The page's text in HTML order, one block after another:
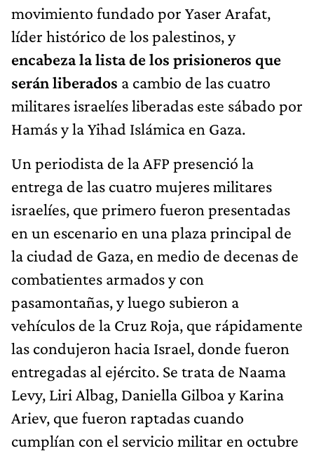
movimiento fundado por Yaser Arafat,
líder histórico de los palestinos, y
encabeza la lista de los prisioneros que
serán liberados a cambio de las cuatro
militares israelíes liberadas este sábado por
Hamás y la Yihad Islámica en Gaza.
Un periodista de la AFP presenció la
entrega de las cuatro mujeres militares
israelíes, que primero fueron presentadas
en un escenario en una plaza principal de
la ciudad de Gaza, en medio de decenas de
combatientes armados y con
pasamontañas, y luego subieron a
vehículos de la Cruz Roja, que rápidamente
las condujeron hacia Israel, donde fueron
entregadas al ejército. Se trata de Naama
Levy, Liri Albag, Daniella Gilboa y Karina
Ariev, que fueron raptadas cuando
cumplían con el servicio militar en octubre